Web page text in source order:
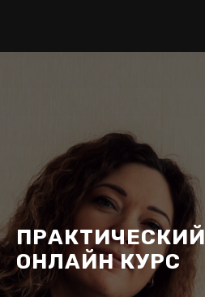
ПРАКТИЧЕСКИЙ
ОНЛАЙН КУРС